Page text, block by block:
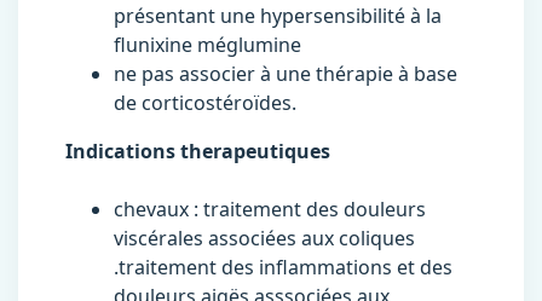
présentant une hypersensibilité à la
flunixine méglumine
ne pas associer à une thérapie à base
de corticostéroïdes.
Indications therapeutiques
chevaux : traitement des douleurs
viscérales associées aux coliques
.traitement des inflammations et des